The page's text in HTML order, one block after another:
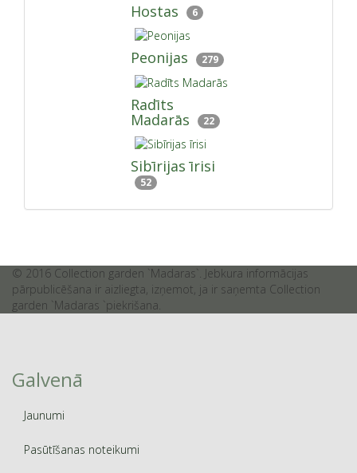
Hostas 6
Peonijas 279
Radīts
Madarās 22
Sibīrijas īrisi
52
© 2016 Collection garden `Madaras`. Jebkura informācijas
pārpublicēšana ir aizliegta, izņemot, ja ir saņemta Collection
garden `Madaras `piekrišana.
Galvenā
Jaunumi
Pasūtīšanas noteikumi